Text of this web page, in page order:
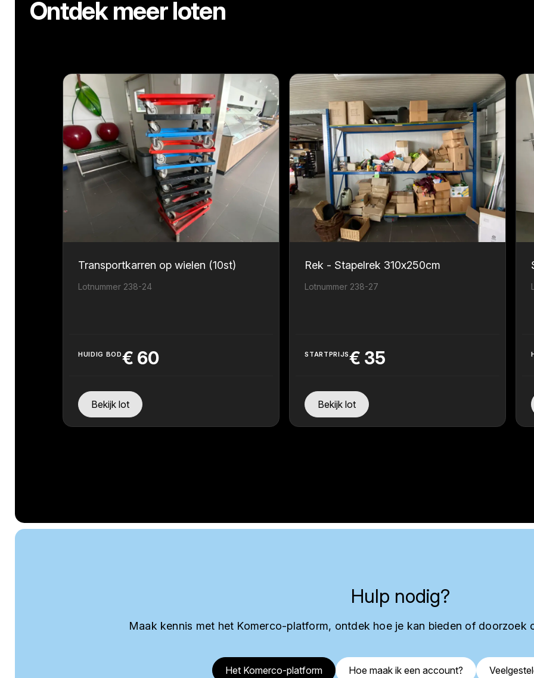
Ontdek meer loten
Transportkarren op wielen (10st)
Lotnummer 238-24
HUIDIG BOD€ 60
Bekijk lot
Rek - Stapelrek 310x250cm
Lotnummer 238-27
STARTPRIJS€ 35
Bekijk lot
Hulp nodig?
Maak kennis met het Komerco-platform, ontdek hoe je kan bieden of doorzoek
Het Komerco-platform Hoe maak ik een account?